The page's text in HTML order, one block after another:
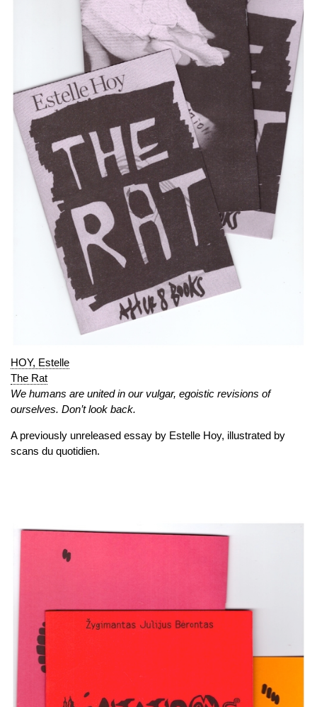
HOY, Estelle
The Rat
We humans are united in our vulgar, egoistic revisions of
ourselves. Don’t look back.
A previously unreleased essay by Estelle Hoy, illustrated by
scans du quotidien.